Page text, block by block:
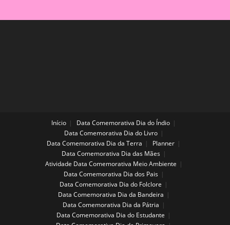
Início
Data Comemorativa Dia do Índio
Data Comemorativa Dia do Livro
Data Comemorativa Dia da Terra
Planner
Data Comemorativa Dia das Mães
Atividade Data Comemorativa Meio Ambiente
Data Comemorativa Dia dos Pais
Data Comemorativa Dia do Folclore
Data Comemorativa Dia da Bandeira
Data Comemorativa Dia da Pátria
Data Comemorativa Dia do Estudante